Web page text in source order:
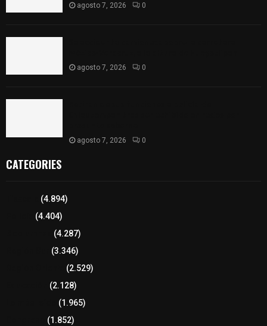
agosto 7, 2026 0
agosto 7, 2026 0
agosto 7, 2026 0
CATEGORIES
(4.894)
(4.404)
(4.287)
(3.346)
(2.529)
(2.128)
(1.965)
(1.852)